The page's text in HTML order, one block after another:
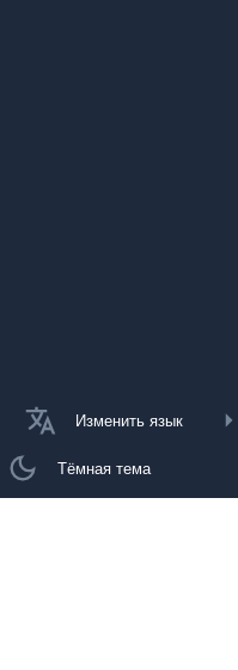
Изменить язык
Тёмная тема